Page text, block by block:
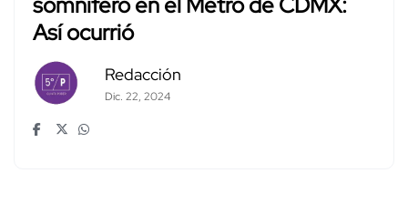
Así ocurrió
Redacción
Dic. 22, 2024